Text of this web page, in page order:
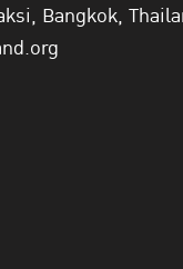
Bangkok,